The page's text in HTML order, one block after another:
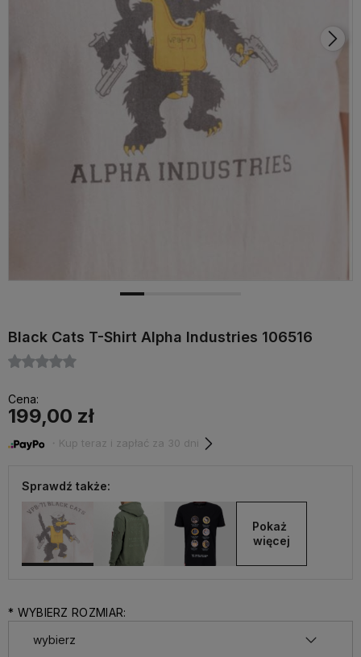
Black Cats T-Shirt Alpha Industries 106516
Cena:
199,00 zł
・Kup teraz i zapłać za 30 dni
Sprawdź także:
Pokaż
więcej
* WYBIERZ ROZMIAR: